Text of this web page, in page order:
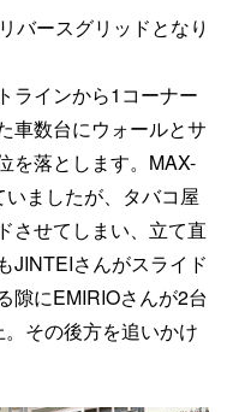
バースグリッドとなり
ラインから1コーナー
車数台にウォールとサ
を落とします。MAX-
ましたが、タバコ屋
させてしまい、立て直
JINTEIさんがスライド
隙にEMIRIOさんが2台
その後方を追いかけ